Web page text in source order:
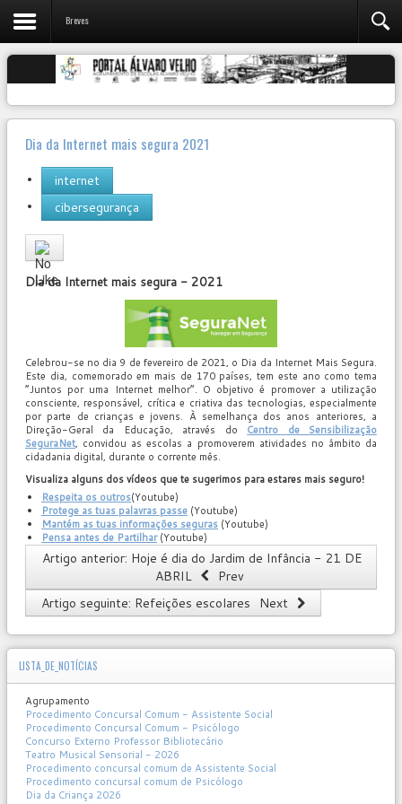
Breves
Dia da Internet mais segura 2021
internet
cibersegurança
Rating:
Dia da Internet mais segura - 2021
Celebrou-se no dia 9 de fevereiro de 2021, o Dia da Internet Mais Segura.
Este dia, comemorado em mais de 170 países, tem este ano como tema
“Juntos por uma Internet melhor”. O objetivo é promover a utilização
consciente, responsável, crítica e criativa das tecnologias, especialmente
por parte de crianças e jovens. À semelhança dos anos anteriores, a
Direção-Geral da Educação, através do Centro de Sensibilização
SeguraNet, convidou as escolas a promoverem atividades no âmbito da
cidadania digital, durante o corrente mês.
Visualiza alguns dos vídeos que te sugerimos para estares mais seguro!
Respeita os outros(Youtube)
Protege as tuas palavras passe (Youtube)
Mantém as tuas informações seguras (Youtube)
Pensa antes de Partilhar(Youtube)
Artigo anterior: Hoje é dia do Jardim de Infância - 21 DE
ABRIL
Prev
Artigo seguinte: Refeições escolares Next
LISTA_DE_NOTÍCIAS
Agrupamento
Procedimento Concursal Comum - Assistente Social
Procedimento Concursal Comum - Psicólogo
Concurso Externo Professor Bibliotecário
Teatro Musical Sensorial - 2026
Procedimento concursal comum de Assistente Social
Procedimento concursal comum de Psicólogo
Dia da Criança 2026